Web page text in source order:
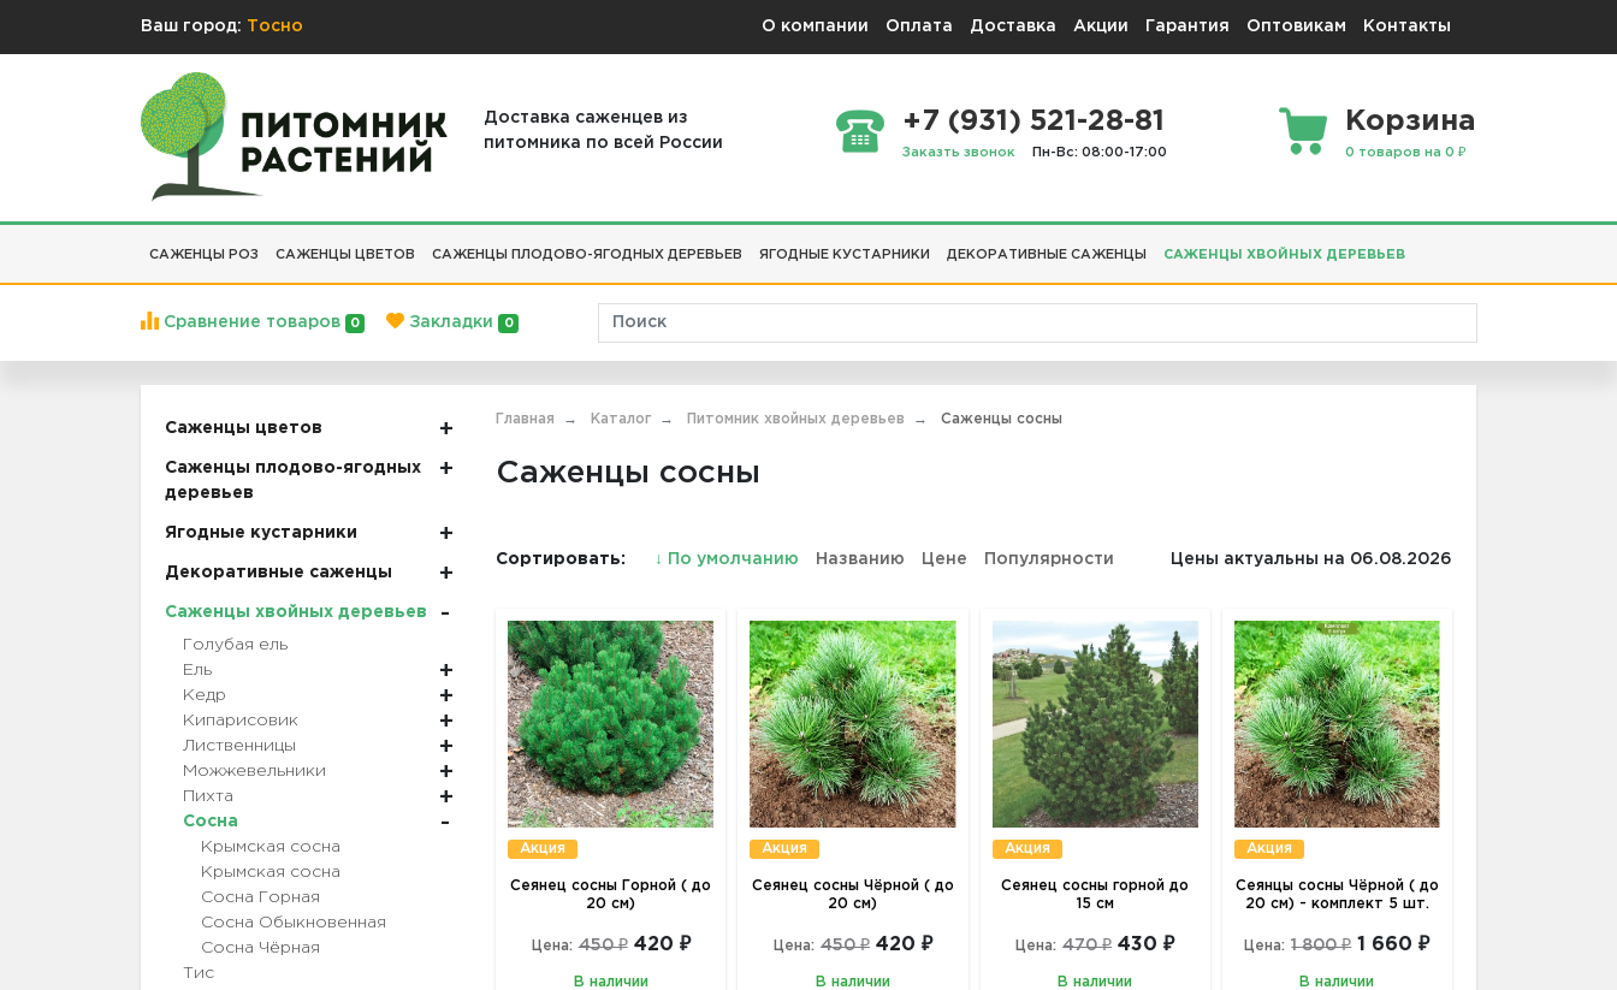
Ваш город: Тосно О компании Оплата Доставка Акции Гарантия Оптовикам Контакты
Доставка саженцев из
питомника по всей России
+7 (931) 521-28-81
Заказть звонок Пн-Вс: 08:00-17:00
Корзина
0 товаров на 0 ₽
САЖЕНЦЫ РОЗ САЖЕНЦЫ ЦВЕТОВ САЖЕНЦЫ ПЛОДОВО-ЯГОДНЫХ ДЕРЕВЬЕВ ЯГОДНЫЕ КУСТАРНИКИ ДЕКОРАТИВНЫЕ САЖЕНЦЫ САЖЕНЦЫ ХВОЙНЫХ ДЕРЕВЬЕВ
Сравнение товаров 0 Закладки 0
Саженцы цветов
Саженцы плодово-ягодных
деревьев
Ягодные кустарники
Декоративные саженцы
Саженцы хвойных деревьев
Голубая ель
Ель
Кедр
Кипарисовик
Лиственницы
Можжевельники
Пихта
Сосна
Крымская сосна
Крымская сосна
Сосна Горная
Сосна Обыкновенная
Сосна Чёрная
Тис
Главная Каталог Питомник хвойных деревьев Саженцы сосны
Саженцы сосны
Сортировать: ↓ По умолчанию Названию Цене Популярности Цены актуальны на 06.08.2026
Акция
Сеянец сосны Горной ( до
20 см)
Цена: 450 ₽ 420 ₽
В наличии
Акция
Сеянец сосны Чёрной ( до
20 см)
Цена: 450 ₽ 420 ₽
В наличии
Акция
Сеянец сосны горной до
15 см
Цена: 470 ₽ 430 ₽
В наличии
Акция
Сеянцы сосны Чёрной ( до
20 см) - комплект 5 шт.
Цена: 1 800 ₽ 1 660 ₽
В наличии